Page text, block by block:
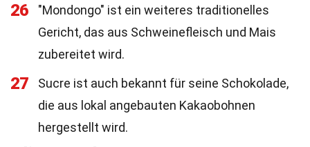
26
"Mondongo" ist ein weiteres traditionelles
Gericht, das aus Schweinefleisch und Mais
zubereitet wird.
27
Sucre ist auch bekannt für seine Schokolade,
die aus lokal angebauten Kakaobohnen
hergestellt wird.